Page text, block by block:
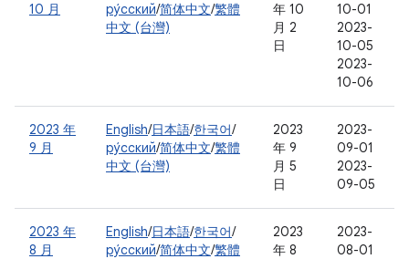
10 月
ру́сский/简体中文/繁體
中文 (台灣)
年 10
月 2
日
10-01
2023-
10-05
2023-
10-06
2023 年
9 月
English/日本語/한국어/
ру́сский/简体中文/繁體
中文 (台灣)
2023
年 9
月 5
日
2023-
09-01
2023-
09-05
2023 年
8 月
English/日本語/한국어/
ру́сский/简体中文/繁體
2023
年 8
2023-
08-01